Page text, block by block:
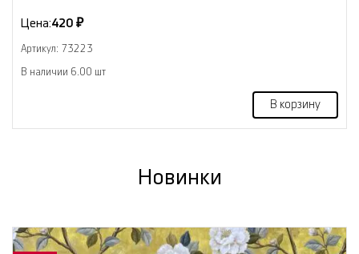
Цена:420 ₽
Артикул: 73223
В наличии 6.00 шт
В корзину
Новинки